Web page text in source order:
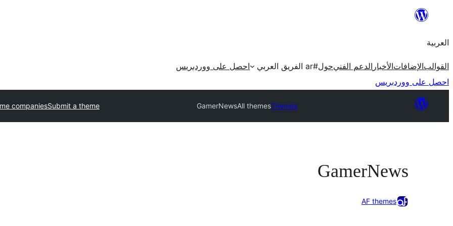
المحتوى
العربية
القوالبالإضافاتالأخبار الدعم الفنيحول#ar الفريق العربي
احصل على ووردبريس
احصل على ووردبريس
Themes
All themes
GamerNews
Submit a theme
companies
GamerNews
AF themes